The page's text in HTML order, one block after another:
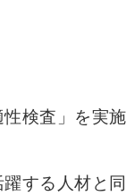
検査」を実施
躍する人材と同